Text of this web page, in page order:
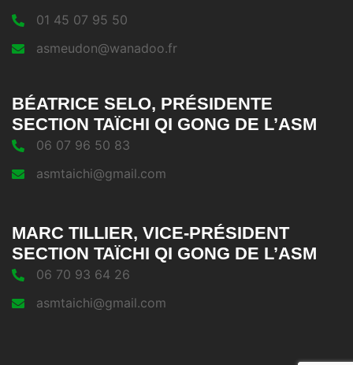
01 45 07 95 50
asmeudon@wanadoo.fr
BÉATRICE SELO, PRÉSIDENTE
SECTION TAÏCHI QI GONG DE L’ASM
06 07 96 50 83
asmtaichi@gmail.com
MARC TILLIER, VICE-PRÉSIDENT
SECTION TAÏCHI QI GONG DE L’ASM
06 70 93 64 26
asmtaichi@gmail.com